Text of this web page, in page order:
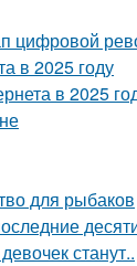
цифровой
в 2025 году
в 2025
для рыбаков
станут..